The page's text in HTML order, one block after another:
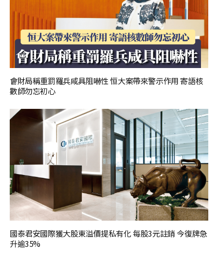
會財局稱重罰羅兵咸具阻嚇性 恒大案帶來警示作用 寄語核
數師勿忘初心
國泰君安國際獲大股東溢價提私有化 每股3元註銷 今復牌急
升逾35%